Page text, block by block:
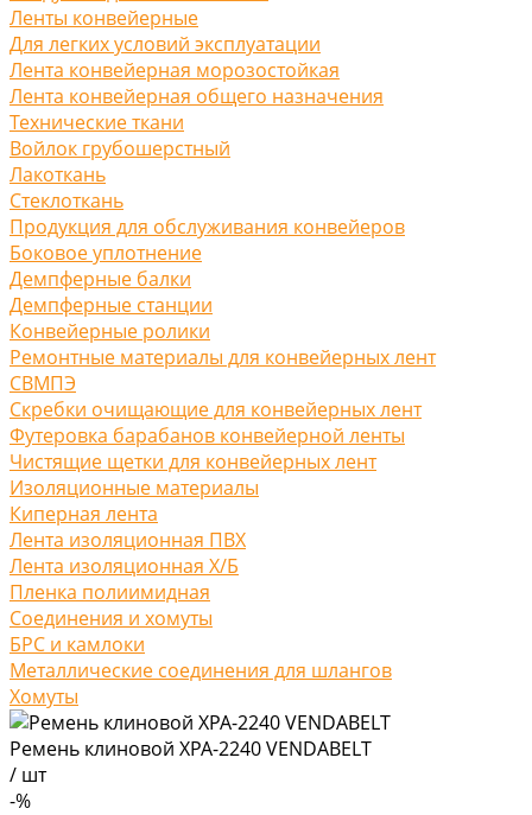
Ленты конвейерные
Для легких условий эксплуатации
Лента конвейерная морозостойкая
Лента конвейерная общего назначения
Технические ткани
Войлок грубошерстный
Лакоткань
Стеклоткань
Продукция для обслуживания конвейеров
Боковое уплотнение
Демпферные балки
Демпферные станции
Конвейерные ролики
Ремонтные материалы для конвейерных лент
СВМПЭ
Скребки очищающие для конвейерных лент
Футеровка барабанов конвейерной ленты
Чистящие щетки для конвейерных лент
Изоляционные материалы
Киперная лента
Лента изоляционная ПВХ
Лента изоляционная Х/Б
Пленка полиимидная
Соединения и хомуты
БРС и камлоки
Металлические соединения для шлангов
Хомуты
Ремень клиновой XPA-2240 VENDABELT
/ шт
-%